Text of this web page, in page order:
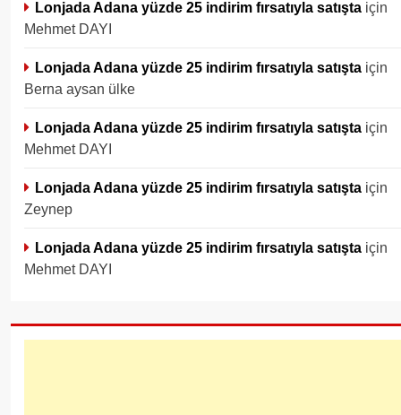
Lonjada Adana yüzde 25 indirim fırsatıyla satışta için
Mehmet DAYI
Lonjada Adana yüzde 25 indirim fırsatıyla satışta için
Berna aysan ülke
Lonjada Adana yüzde 25 indirim fırsatıyla satışta için
Mehmet DAYI
Lonjada Adana yüzde 25 indirim fırsatıyla satışta için
Zeynep
Lonjada Adana yüzde 25 indirim fırsatıyla satışta için
Mehmet DAYI